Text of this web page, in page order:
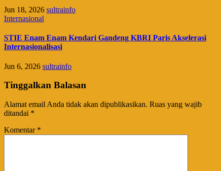
Jun 18, 2026 sultrainfo
Internasional
STIE Enam Enam Kendari Gandeng KBRI Paris Akselerasi
Internasionalisasi
Jun 6, 2026 sultrainfo
Tinggalkan Balasan
Alamat email Anda tidak akan dipublikasikan. Ruas yang wajib
ditandai *
Komentar *